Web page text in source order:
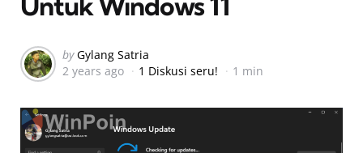
Posted
by
by Gylang Satria
2 years ago
1 Diskusi seru! 1 min